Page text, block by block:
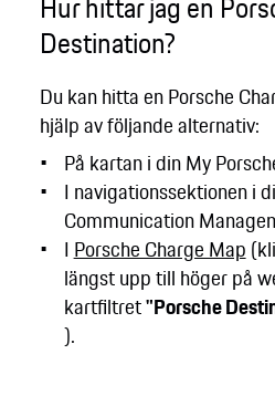
Hur hittar jag en
Destination?
Du kan hitta en Porsche
hjälp av följande alternativ:
På kartan i din My
I navigationssektionen i
Communication
I Porsche Charge Map
längst upp till höger på
kartfiltret"Porsche
).